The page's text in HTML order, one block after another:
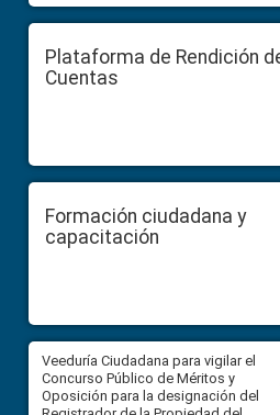
Plataforma de Rendición
Cuentas
Formación ciudadana y
capacitación
Veeduría Ciudadana para vigilar el
Concurso Público de Méritos y
Oposición para la designación del